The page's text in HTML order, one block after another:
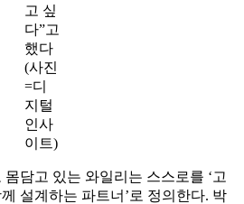
고 싶
다”고
했다
(사진
=디
지털
인사
이트)
담고 있는 와일리는 스스로를 ‘고
설계하는 파트너’로 정의한다. 박